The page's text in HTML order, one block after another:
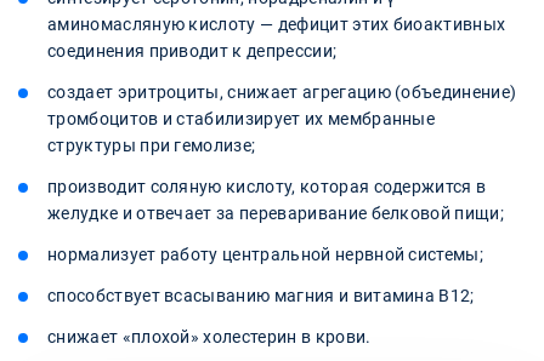
аминомасляную кислоту — дефицит этих биоактивных
соединения приводит к депрессии;
создает эритроциты, снижает агрегацию (объединение)
тромбоцитов и стабилизирует их мембранные
структуры при гемолизе;
производит соляную кислоту, которая содержится в
желудке и отвечает за переваривание белковой пищи;
нормализует работу центральной нервной системы;
способствует всасыванию магния и витамина B12;
снижает «плохой» холестерин в крови.